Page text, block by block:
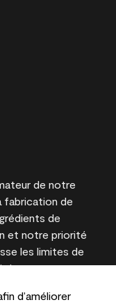
d’améliorer
de notre
fabrication de
de
et notre priorité
les limites de
pour